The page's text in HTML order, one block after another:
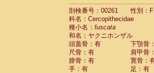
剖検番号：00261
性別：F
科名：Cercopithecidae
種小名： fuscata
和名：ヤクニホンザル
頭蓋骨：有
下顎骨
尺骨：有
肩甲骨
腓骨：有
寛骨：
手：有
足：有